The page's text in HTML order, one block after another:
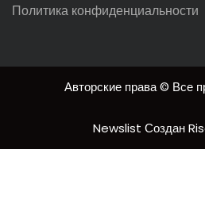
Политика конфиденциальности
Авторские права © Все
Newslist Создан